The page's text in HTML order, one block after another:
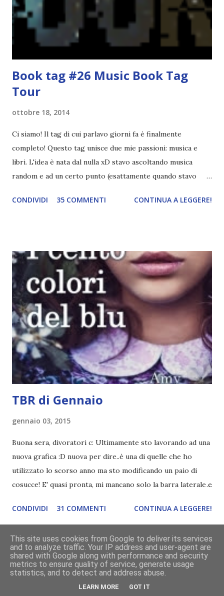
statura sovrastavo tutti gli altri giocatori se quell'anno per
un pelo non entrai nella formazione ufficiale. Qu...
Book tag #26 Music Book Tag
Tour
ottobre 18, 2014
Ci siamo! Il tag di cui parlavo giorni fa è finalmente
completo! Questo tag unisce due mie passioni: musica e
libri. L'idea è nata dal nulla xD stavo ascoltando musica
random e ad un certo punto (esattamente quando stavo
quest'idea. Lo scopo del tag è di associare ad ogni canzone
che sono quelle che decidiamo di non fare ma che qualcun
altro potrebbe decidere di fare; Alla fine del tag si passa il
tag (scusate la ripetizione) ad un'altra blogger. Quest'ultima
aggiunge la sua canzone preferita, una descrizione (come
ho fatto io) e il nome del blog e del profilo (per sapere
anche chi è stato taggato) e dopo passa il tag ad un'altra
blogger che a sua volta deve fare il tag completo più la
canzone scelta dalla persona ch...
CONDIVIDI 35 COMMENTI CONTINUA A LEGGERE!
TBR di Gennaio
gennaio 03, 2015
Buona sera, divoratori c: Ultimamente sto lavorando ad una
nuova grafica :D nuova per dire..è una di quelle che ho
utilizzato lo scorso anno ma sto modificando un paio di
cosucce! E' quasi pronta, mi mancano solo la barra laterale e
impazzire e.e Un po' mi dispiacerà abbandonare quest
grafica perché mi piace tantissimo :\ magari la utilizzerò di
nuovo un'altra volta! Letture di Dicembre Lo scorso mese
avevo inserito sedici titoli. Già sapevo che non li avrei letti
tutti ma ogni volta preferisco esagerare per avere più
scelta! Dalla tbr ho letto soltanto cinque titoli: I cento
CONDIVIDI 31 COMMENTI CONTINUA A LEGGERE!
Powered by Blogger
grafica a cura diDivoratori di libri
This site uses cookies from Google to deliver its services
and to analyze traffic. Your IP address and user-agent are
shared with Google along with performance and security
metrics to ensure quality of service, generate usage
statistics, and to detect and address abuse.
LEARN MORE GOT IT